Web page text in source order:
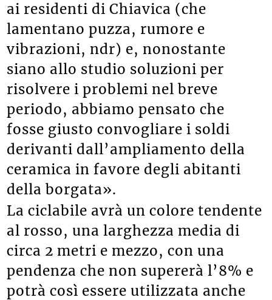
ai residenti di Chiavica (che
lamentano puzza, rumore e
vibrazioni, ndr) e, nonostante
siano allo studio soluzioni per
risolvere i problemi nel breve
periodo, abbiamo pensato che
fosse giusto convogliare i soldi
derivanti dall’ampliamento della
ceramica in favore degli abitanti
della borgata».
La ciclabile avrà un colore tendente
al rosso, una larghezza media di
circa 2 metri e mezzo, con una
pendenza che non supererà l’8% e
potrà così essere utilizzata anche